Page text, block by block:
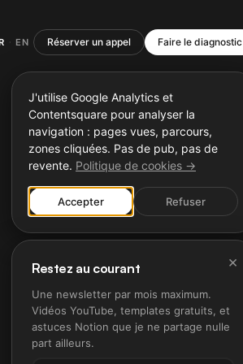
· EN Réserver un appel Faire le diagnostic
J'utilise Google Analytics et
Contentsquare pour analyser la
navigation : pages vues, parcours,
zones cliquées. Pas de pub, pas de
revente. Politique de cookies →
Accepter Refuser
×
Restez au courant
Une newsletter par mois maximum.
Vidéos YouTube, templates gratuits, et
astuces Notion que je ne partage nulle
part ailleurs.